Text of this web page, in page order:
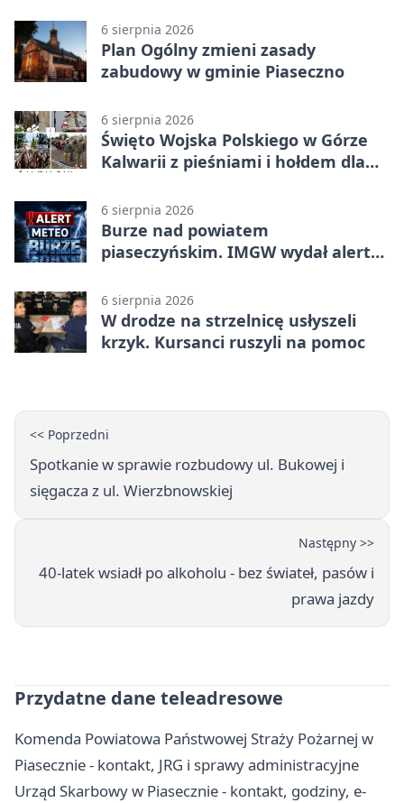
6 sierpnia 2026
Plan Ogólny zmieni zasady
zabudowy w gminie Piaseczno
6 sierpnia 2026
Święto Wojska Polskiego w Górze
Kalwarii z pieśniami i hołdem dla
6 sierpnia 2026
Burze nad powiatem
piaseczyńskim. IMGW wydał alert
6 sierpnia 2026
W drodze na strzelnicę usłyszeli
krzyk. Kursanci ruszyli na pomoc
<< Poprzedni
Spotkanie w sprawie rozbudowy ul. Bukowej i
sięgacza z ul. Wierzbnowskiej
Następny >>
40-latek wsiadł po alkoholu - bez świateł, pasów i
prawa jazdy
Przydatne dane teleadresowe
Komenda Powiatowa Państwowej Straży Pożarnej w
Piasecznie - kontakt, JRG i sprawy administracyjne
Urząd Skarbowy w Piasecznie - kontakt, godziny, e-